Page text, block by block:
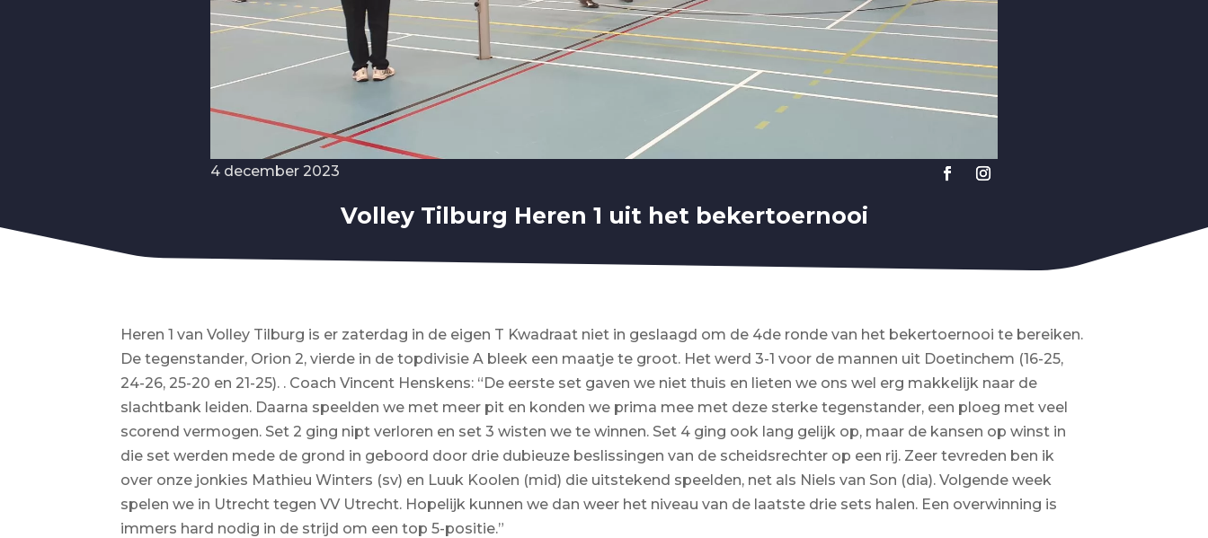
4 december 2023
Volley Tilburg Heren 1 uit het bekertoernooi
Heren 1 van Volley Tilburg is er zaterdag in de eigen T Kwadraat niet in geslaagd om de 4de ronde van het bekertoernooi te bereiken.
De tegenstander, Orion 2, vierde in de topdivisie A bleek een maatje te groot. Het werd 3-1 voor de mannen uit Doetinchem (16-25,
24-26, 25-20 en 21-25). . Coach Vincent Henskens: “De eerste set gaven we niet thuis en lieten we ons wel erg makkelijk naar de
slachtbank leiden. Daarna speelden we met meer pit en konden we prima mee met deze sterke tegenstander, een ploeg met veel
scorend vermogen. Set 2 ging nipt verloren en set 3 wisten we te winnen. Set 4 ging ook lang gelijk op, maar de kansen op winst in
die set werden mede de grond in geboord door drie dubieuze beslissingen van de scheidsrechter op een rij. Zeer tevreden ben ik
over onze jonkies Mathieu Winters (sv) en Luuk Koolen (mid) die uitstekend speelden, net als Niels van Son (dia). Volgende week
spelen we in Utrecht tegen VV Utrecht. Hopelijk kunnen we dan weer het niveau van de laatste drie sets halen. Een overwinning is
immers hard nodig in de strijd om een top 5-positie.”